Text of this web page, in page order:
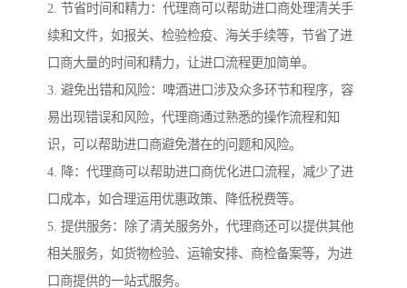
2. 节省时间和精力：代理商可以帮助进口商处理清关手
续和文件，如报关、检验检疫、海关手续等，节省了进
口商大量的时间和精力，让进口流程更加简单。
3. 避免出错和风险：啤酒进口涉及众多环节和程序，容
易出现错误和风险，代理商通过熟悉的操作流程和知
识，可以帮助进口商避免潜在的问题和风险。
4. 降：代理商可以帮助进口商优化进口流程，减少了进
口成本，如合理运用优惠政策、降低税费等。
5. 提供服务：除了清关服务外，代理商还可以提供其他
相关服务，如货物检验、运输安排、商检备案等，为进
口商提供的一站式服务。